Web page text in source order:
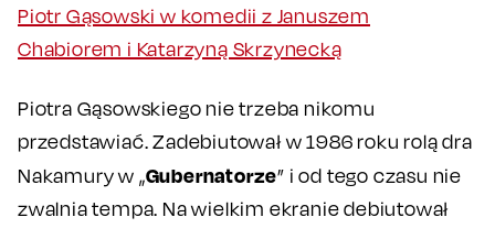
Piotr Gąsowski w komedii z Januszem
Chabiorem i Katarzyną Skrzynecką
Piotra Gąsowskiego nie trzeba nikomu
przedstawiać. Zadebiutował w 1986 roku rolą dra
Nakamury w „Gubernatorze” i od tego czasu nie
zwalnia tempa. Na wielkim ekranie debiutował